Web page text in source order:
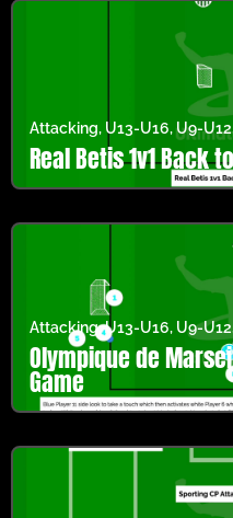
Attacking, U13-U16,U9-U12
Real Betis 1v1 Back
Attacking,U13-U16, U9-U12
Olympique de
Game